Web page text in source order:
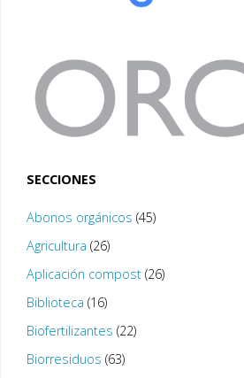
SECCIONES
Abonos orgánicos (45)
Agricultura (26)
Aplicación compost(26)
Biblioteca (16)
Biofertilizantes (22)
Biorresiduos (63)